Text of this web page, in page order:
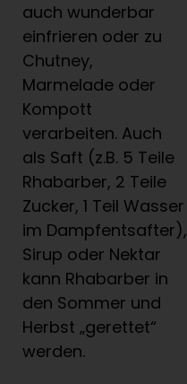
auch wunderbar
einfrieren oder zu
Chutney,
Marmelade oder
Kompott
verarbeiten. Auch
als Saft (z.B. 5 Teile
Rhabarber, 2 Teile
Zucker, 1 Teil Wasser
im Dampfentsafter),
Sirup oder Nektar
kann Rhabarber in
den Sommer und
Herbst „gerettet“
werden.